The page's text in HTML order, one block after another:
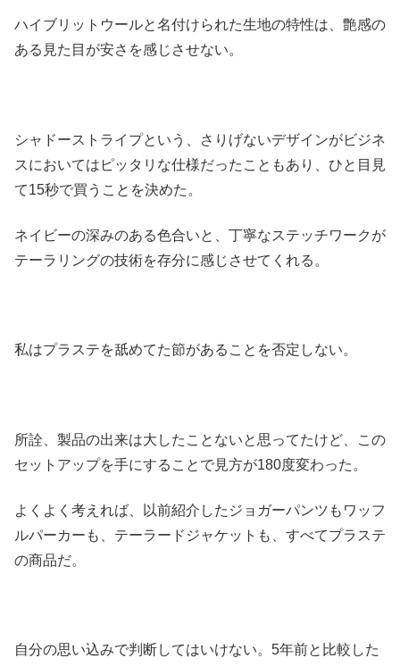
ハイブリットウールと名付けられた生地の特性は、艶感の
ある見た目が安さを感じさせない。
シャドーストライプという、さりげないデザインがビジネ
スにおいてはピッタリな仕様だったこともあり、ひと目見
て15秒で買うことを決めた。
ネイビーの深みのある色合いと、丁寧なステッチワークが
テーラリングの技術を存分に感じさせてくれる。
私はプラステを舐めてた節があることを否定しない。
所詮、製品の出来は大したことないと思ってたけど、この
セットアップを手にすることで見方が180度変わった。
よくよく考えれば、以前紹介したジョガーパンツもワッフ
ルパーカーも、テーラードジャケットも、すべてプラステ
の商品だ。
自分の思い込みで判断してはいけない。5年前と比較した